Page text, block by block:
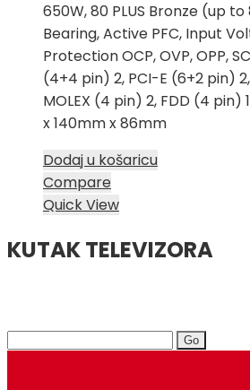
bila
je:
179,00 KM.
je:
165,00
650W, 80 PLUS Bronze (up
Bearing, Active PFC, Input
Protection OCP, OVP, OPP,
(4+4 pin) 2, PCI-E (6+2 pin)
MOLEX (4 pin) 2, FDD (4 pin)
x 140mm x 86mm
Dodaj u košaricu
Compare
Quick View
KUTAK TELEVIZORA
Search